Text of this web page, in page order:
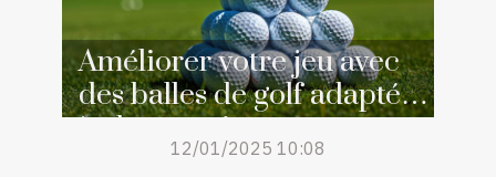
Améliorer votre jeu avec
des balles de golf adaptées
à chaque niveau
12/01/2025 10:08